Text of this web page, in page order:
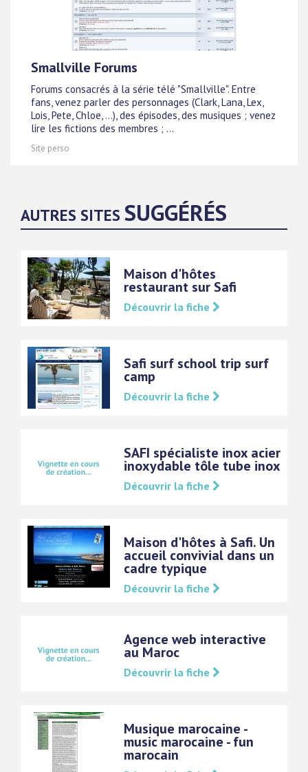
Smallville Forums
Forums consacrés à la série télé "Smallville". Entre
fans, venez parler des personnages (Clark, Lana, Lex,
Lois, Pete, Chloe, ...), des épisodes, des musiques ; venez
lire les fictions des membres ; ...
Site perso
AUTRES SITES SUGGÉRÉS
Maison d'hôtes
restaurant sur Safi
Découvrir la fiche
Safi surf school trip surf
camp
Découvrir la fiche
SAFI spécialiste inox acier
inoxydable tôle tube inox
Découvrir la fiche
Maison d'hôtes à Safi. Un
accueil convivial dans un
cadre typique
Découvrir la fiche
Agence web interactive
au Maroc
Découvrir la fiche
Musique marocaine -
music marocaine - fun
marocain